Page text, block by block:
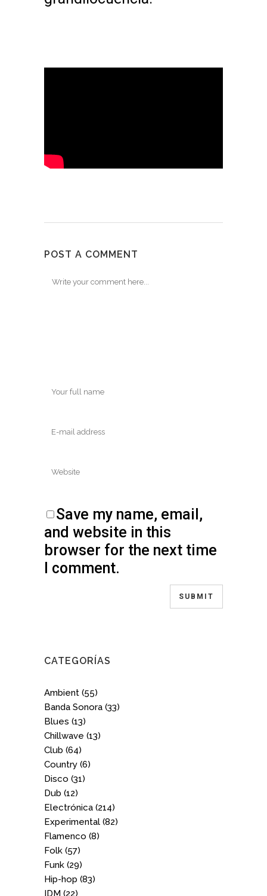
POST A COMMENT
Save my name, email,
and website in this
browser for the next time
I comment.
CATEGORÍAS
Ambient (55)
Banda Sonora (33)
Blues (13)
Chillwave (13)
Club (64)
Country (6)
Disco (31)
Dub (12)
Electrónica (214)
Experimental (82)
Flamenco (8)
Folk (57)
Funk (29)
Hip-hop (83)